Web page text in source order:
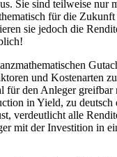
Sie sind teilweise nur
für die Zukunft
sie jedoch die
und Kostenarten
für den Anleger greifbar
in Yield, zu deutsch
verdeutlicht alle
mit der Investition in